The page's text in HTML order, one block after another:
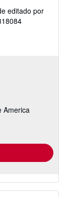
editado por
America